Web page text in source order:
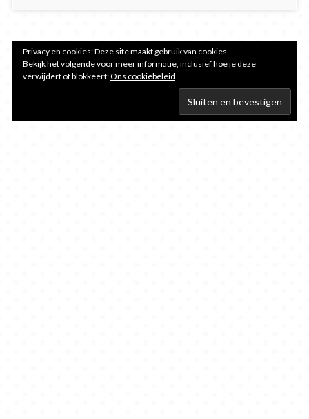
Privacy en cookies: Deze site maakt gebruik van cookies.
Bekijk het volgende voor meer informatie, inclusief hoe je deze
verwijdert of blokkeert:Ons cookiebeleid